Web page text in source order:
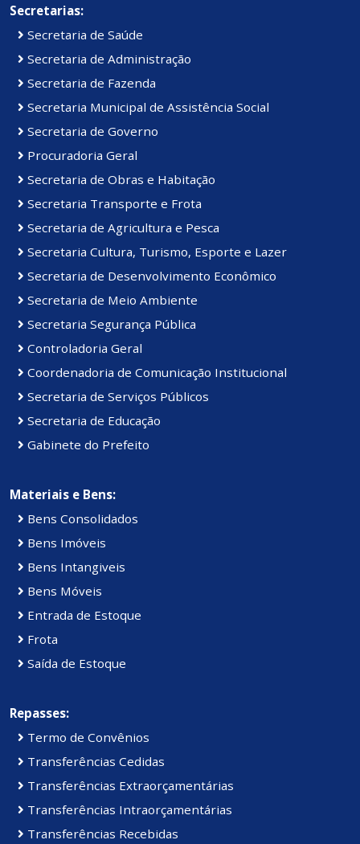
Secretarias:
Secretaria de Saúde
Secretaria de Administração
Secretaria de Fazenda
Secretaria Municipal de Assistência Social
Secretaria de Governo
Procuradoria Geral
Secretaria de Obras e Habitação
Secretaria Transporte e Frota
Secretaria de Agricultura e Pesca
Secretaria Cultura, Turismo, Esporte e Lazer
Secretaria de Desenvolvimento Econômico
Secretaria de Meio Ambiente
Secretaria Segurança Pública
Controladoria Geral
Coordenadoria de Comunicação Institucional
Secretaria de Serviços Públicos
Secretaria de Educação
Gabinete do Prefeito
Materiais e Bens:
Bens Consolidados
Bens Imóveis
Bens Intangiveis
Bens Móveis
Entrada de Estoque
Frota
Saída de Estoque
Repasses:
Termo de Convênios
Transferências Cedidas
Transferências Extraorçamentárias
Transferências Intraorçamentárias
Transferências Recebidas